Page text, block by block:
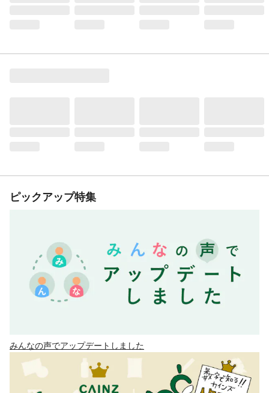
ピックアップ特集
みんなの声でアップデートしました